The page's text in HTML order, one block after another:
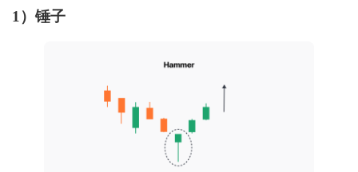
1）锤子